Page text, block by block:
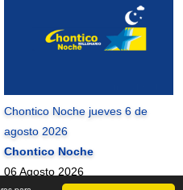
Chontico Noche jueves 6 de
agosto 2026
Chontico Noche
06 Agosto 2026